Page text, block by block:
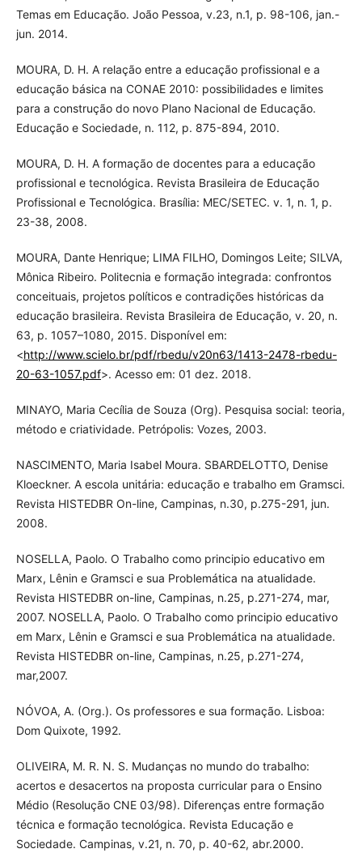
Temas em Educação. João Pessoa, v.23, n.1, p. 98-106, jan.-
jun. 2014.
MOURA, D. H. A relação entre a educação profissional e a
educação básica na CONAE 2010: possibilidades e limites
para a construção do novo Plano Nacional de Educação.
Educação e Sociedade, n. 112, p. 875-894, 2010.
MOURA, D. H. A formação de docentes para a educação
profissional e tecnológica. Revista Brasileira de Educação
Profissional e Tecnológica. Brasília: MEC/SETEC. v. 1, n. 1, p.
23-38, 2008.
MOURA, Dante Henrique; LIMA FILHO, Domingos Leite; SILVA,
Mônica Ribeiro. Politecnia e formação integrada: confrontos
conceituais, projetos políticos e contradições históricas da
educação brasileira. Revista Brasileira de Educação, v. 20, n.
63, p. 1057–1080, 2015. Disponível em:
<http://www.scielo.br/pdf/rbedu/v20n63/1413-2478-rbedu-
20-63-1057.pdf>. Acesso em: 01 dez. 2018.
MINAYO, Maria Cecília de Souza (Org). Pesquisa social: teoria,
método e criatividade. Petrópolis: Vozes, 2003.
NASCIMENTO, Maria Isabel Moura. SBARDELOTTO, Denise
Kloeckner. A escola unitária: educação e trabalho em Gramsci.
Revista HISTEDBR On-line, Campinas, n.30, p.275-291, jun.
2008.
NOSELLA, Paolo. O Trabalho como principio educativo em
Marx, Lênin e Gramsci e sua Problemática na atualidade.
Revista HISTEDBR on-line, Campinas, n.25, p.271-274, mar,
2007. NOSELLA, Paolo. O Trabalho como principio educativo
em Marx, Lênin e Gramsci e sua Problemática na atualidade.
Revista HISTEDBR on-line, Campinas, n.25, p.271-274,
mar,2007.
NÓVOA, A. (Org.). Os professores e sua formação. Lisboa:
Dom Quixote, 1992.
OLIVEIRA, M. R. N. S. Mudanças no mundo do trabalho:
acertos e desacertos na proposta curricular para o Ensino
Médio (Resolução CNE 03/98). Diferenças entre formação
técnica e formação tecnológica. Revista Educação e
Sociedade. Campinas, v.21, n. 70, p. 40-62, abr.2000.